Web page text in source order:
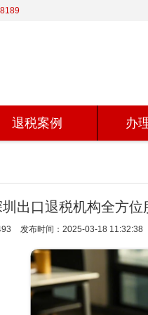
退税案例 办
圳出口退税机构全方
发布时间：2025-03-18 11:32:38